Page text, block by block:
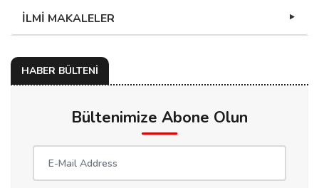
İLMİ MAKALELER
HABER BÜLTENİ
Bültenimize Abone Olun